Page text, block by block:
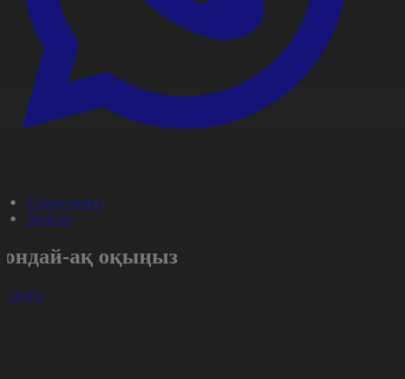
#Экономика
#Қоғам
ақ оқыңыз